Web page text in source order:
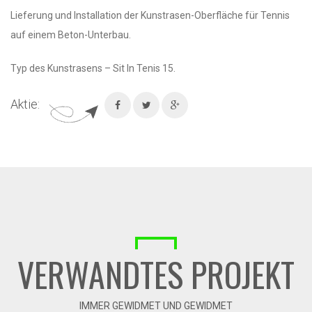
Lieferung und Installation der Kunstrasen-Oberfläche für Tennis
auf einem Beton-Unterbau.
Typ des Kunstrasens – Sit In Tenis 15.
Aktie:
VERWANDTES PROJEKT
IMMER GEWIDMET UND GEWIDMET